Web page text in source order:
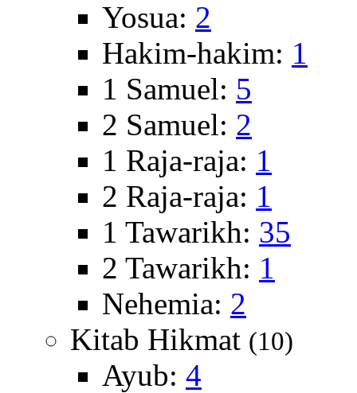
Yosua: 2
Hakim-hakim: 1
1 Samuel: 5
2 Samuel: 2
1 Raja-raja: 1
2 Raja-raja: 1
1 Tawarikh: 35
2 Tawarikh: 1
Nehemia: 2
Kitab Hikmat (10)
Ayub: 4